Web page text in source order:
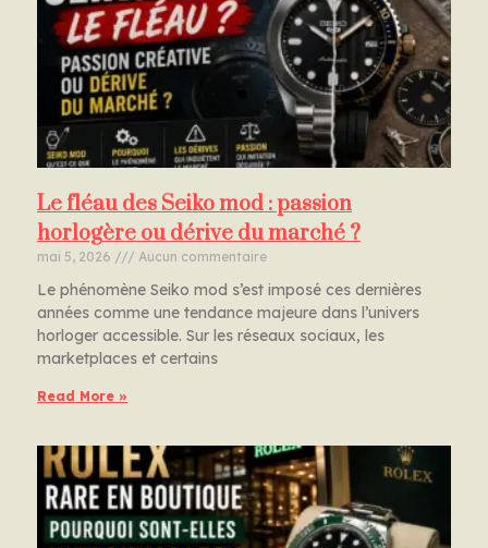
Le fléau des Seiko mod : passion
horlogère ou dérive du marché ?
mai 5, 2026 Aucun commentaire
Le phénomène Seiko mod s’est imposé ces dernières
années comme une tendance majeure dans l’univers
horloger accessible. Sur les réseaux sociaux, les
marketplaces et certains
Read More »